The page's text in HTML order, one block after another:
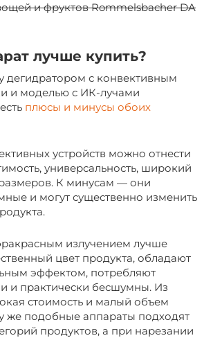
и фруктов Rommelsbacher DA
лучше купить?
с конвективным
и моделью с ИК-лучами
плюсы и минусы обоих
устройств можно отнести
универсальность, широкий
К минусам — они
и могут существенно изменить
излучением лучше
цвет продукта, обладают
эффектом, потребляют
и практически бесшумны. Из
стоимость и малый объем
же подобные аппараты подходят
продуктов, а при нарезании